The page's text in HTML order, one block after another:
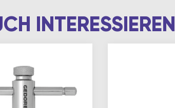
INTERESSIEREN